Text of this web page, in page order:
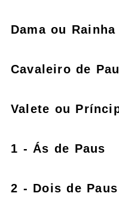
Dama ou
Cavaleiro de
Valete ou
1 - Ás de Paus
2 - Dois de Paus